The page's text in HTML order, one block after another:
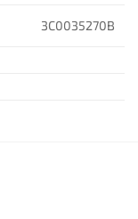
3C0035270B